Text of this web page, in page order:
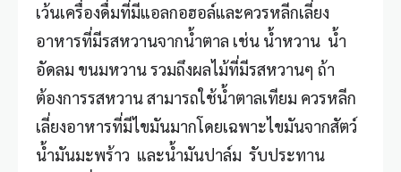
เว้นเครื่องดื่มที่มีแอลกอฮอล์และควรหลีกเลี่ยง
อาหารที่มีรสหวานจากน้ำตาล เช่น น้ำหวาน น้ำ
อัดลม ขนมหวาน รวมถึงผลไม้ที่มีรสหวานๆ ถ้า
ต้องการรสหวาน สามารถใช้น้ำตาลเทียม ควรหลีก
เลี่ยงอาหารที่มีไขมันมากโดยเฉพาะไขมันจากสัตว์
น้ำมันมะพร้าว และน้ำมันปาล์ม รับประทาน